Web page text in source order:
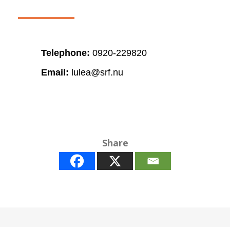
Telephone: 0920-229820
Email: lulea@srf.nu
Share